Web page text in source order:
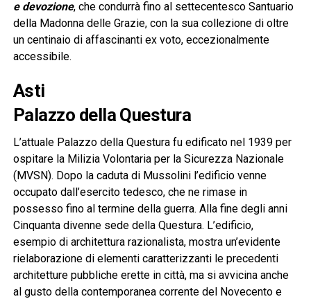
e devozione, che condurrà fino al settecentesco Santuario
della Madonna delle Grazie, con la sua collezione di oltre
un centinaio di affascinanti ex voto, eccezionalmente
accessibile.
Asti
Palazzo della Questura
L’attuale Palazzo della Questura fu edificato nel 1939 per
ospitare la Milizia Volontaria per la Sicurezza Nazionale
(MVSN). Dopo la caduta di Mussolini l’edificio venne
occupato dall’esercito tedesco, che ne rimase in
possesso fino al termine della guerra. Alla fine degli anni
Cinquanta divenne sede della Questura. L’edificio,
esempio di architettura razionalista, mostra un’evidente
rielaborazione di elementi caratterizzanti le precedenti
architetture pubbliche erette in città, ma si avvicina anche
al gusto della contemporanea corrente del Novecento e